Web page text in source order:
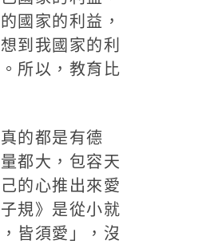
國家的利益，
到我國家的利
所以，教育比
的都是有德
都大，包容天
的心推出來愛
規》是從小就
皆須愛」，沒